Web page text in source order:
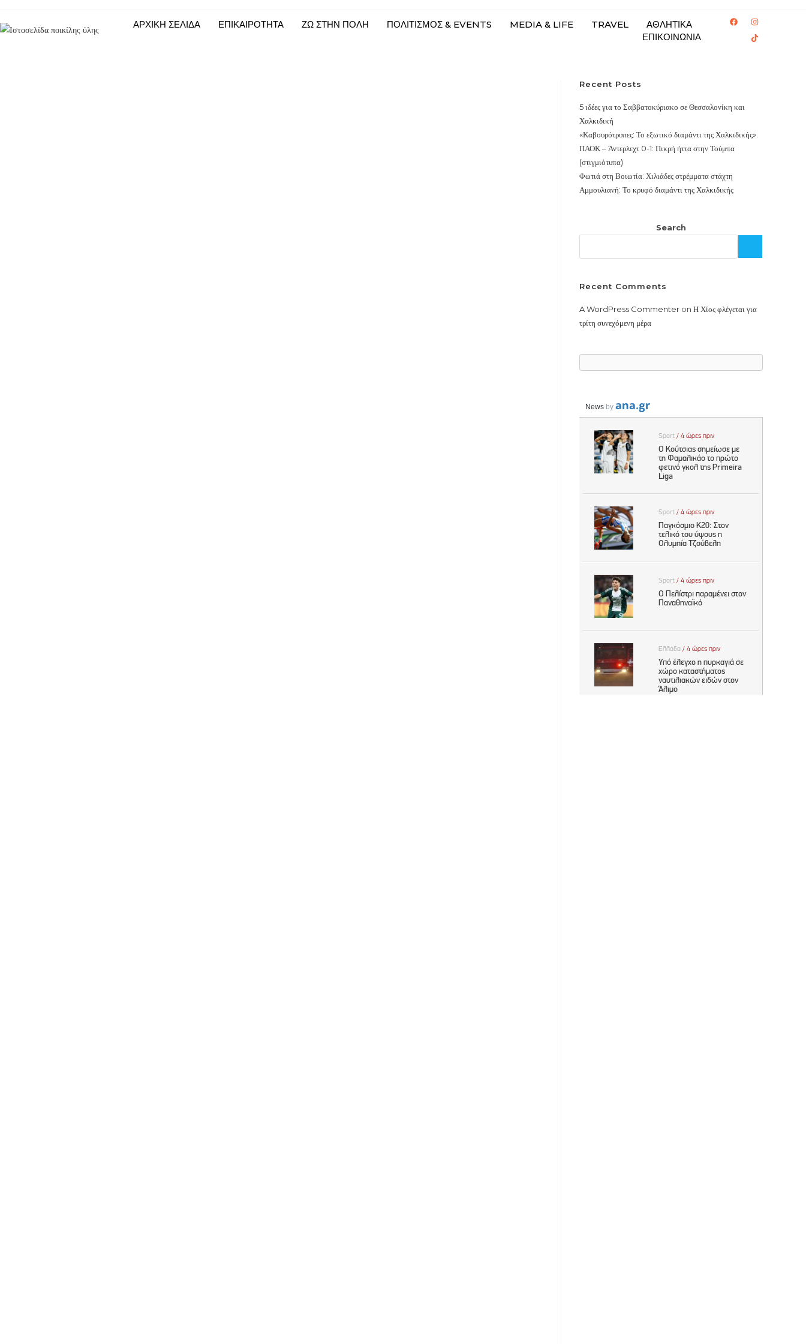
ΑΡΧΙΚΗ ΣΕΛΙΔΑ ΕΠΙΚΑΙΡΟΤΗΤΑ ΖΩ ΣΤΗΝ ΠΟΛΗ ΠΟΛΙΤΙΣΜΟΣ & EVENTS MEDIA & LIFE TRAVEL
ΑΘΛΗΤΙΚΑ
ΕΠΙΚΟΙΝΩΝΙΑ
Recent Posts
5 ιδέες για το Σαββατοκύριακο σε Θεσσαλονίκη και
Χαλκιδική
«Καβουρότρυπες: Το εξωτικό διαμάντι της Χαλκιδικής».
ΠΑΟΚ – Άντερλεχτ 0-1: Πικρή ήττα στην Τούμπα
(στιγμιότυπα)
Φωτιά στη Βοιωτία: Χιλιάδες στρέμματα στάχτη
Αμμουλιανή: Το κρυφό διαμάντι της Χαλκιδικής
Search
Recent Comments
A WordPress Commenter on Η Χίος φλέγεται για
τρίτη συνεχόμενη μέρα